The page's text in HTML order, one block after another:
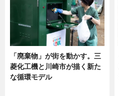
「廃棄物」が街を動かす。三
菱化工機と川崎市が描く新た
な循環モデル